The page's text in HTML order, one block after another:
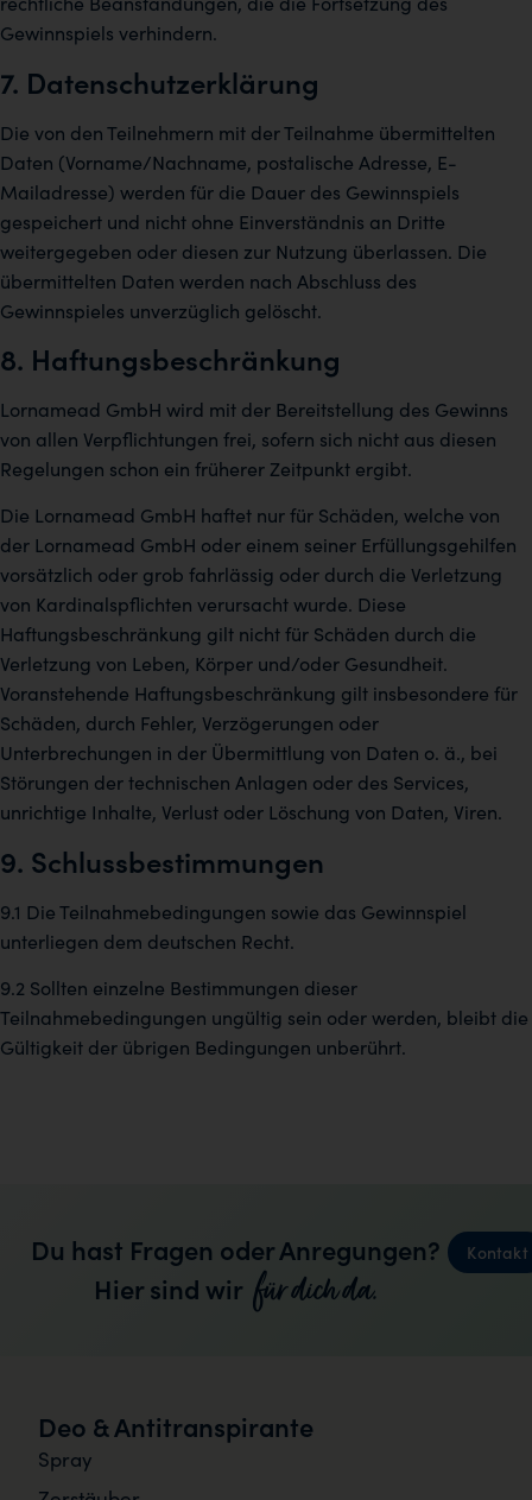
Gewinnspiels verhindern.
7. Datenschutzerklärung
Die von den Teilnehmern mit der Teilnahme übermittelten
Daten (Vorname/Nachname, postalische Adresse, E-
Mailadresse) werden für die Dauer des Gewinnspiels
gespeichert und nicht ohne Einverständnis an Dritte
weitergegeben oder diesen zur Nutzung überlassen. Die
übermittelten Daten werden nach Abschluss des
Gewinnspieles unverzüglich gelöscht.
8. Haftungsbeschränkung
Lornamead GmbH wird mit der Bereitstellung des Gewinns
von allen Verpflichtungen frei, sofern sich nicht aus diesen
Regelungen schon ein früherer Zeitpunkt ergibt.
Die Lornamead GmbH haftet nur für Schäden, welche von
der Lornamead GmbH oder einem seiner Erfüllungsgehilfen
vorsätzlich oder grob fahrlässig oder durch die Verletzung
von Kardinalspflichten verursacht wurde. Diese
Haftungsbeschränkung gilt nicht für Schäden durch die
Verletzung von Leben, Körper und/oder Gesundheit.
Voranstehende Haftungsbeschränkung gilt insbesondere für
Schäden, durch Fehler, Verzögerungen oder
Unterbrechungen in der Übermittlung von Daten o. ä., bei
Störungen der technischen Anlagen oder des Services,
unrichtige Inhalte, Verlust oder Löschung von Daten, Viren.
9. Schlussbestimmungen
9.1 Die Teilnahmebedingungen sowie das Gewinnspiel
unterliegen dem deutschen Recht.
9.2 Sollten einzelne Bestimmungen dieser
Teilnahmebedingungen ungültig sein oder werden, bleibt die
Gültigkeit der übrigen Bedingungen unberührt.
Du hast Fragen oder Anregungen?
Hier sind wir für dich da.
Kontakt
Deo & Antitranspirante
Spray